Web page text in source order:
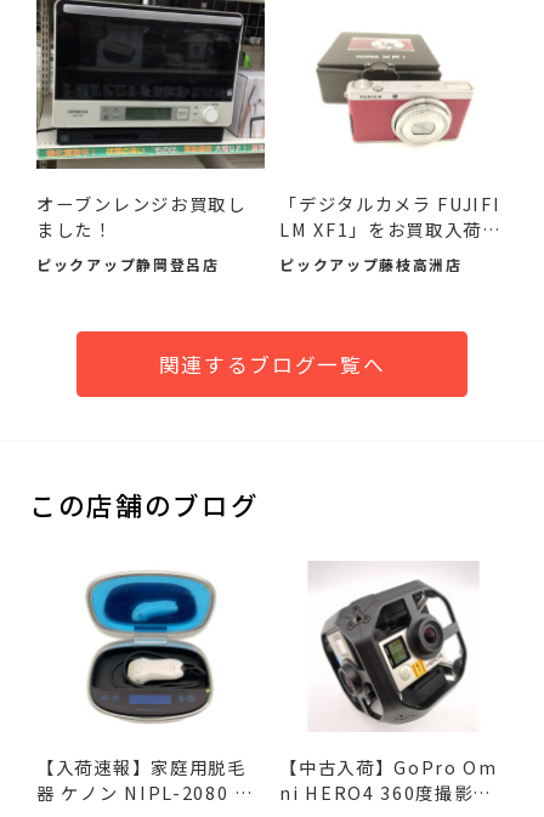
オーブンレンジお買取し
ました！
ピックアップ静岡登呂店
「デジタルカメラ FUJIFI
LM XF1」をお買取入荷し
ま...
ピックアップ藤枝高洲店
関連するブログ一覧へ
この店舗のブログ
【入荷速報】家庭用脱毛
器 ケノン NIPL-2080 V8.
【中古入荷】GoPro Om
ni HERO4 360度撮影カ